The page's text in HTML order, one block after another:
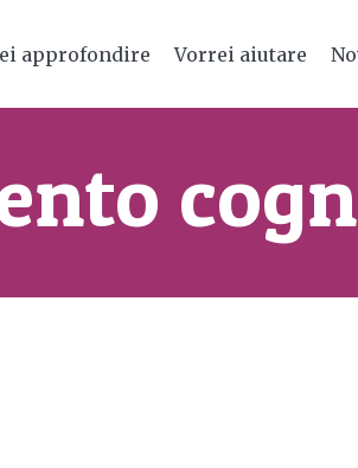
approfondire Vorrei aiutare